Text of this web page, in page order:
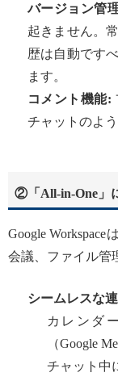
バージョン管
起きません。
歴は自動です
ます。
コメント機能:
チャットのよ
②「All-in-One」
Google
会議、ファイル管
シームレスな
カレンダ
（Google
チャット中